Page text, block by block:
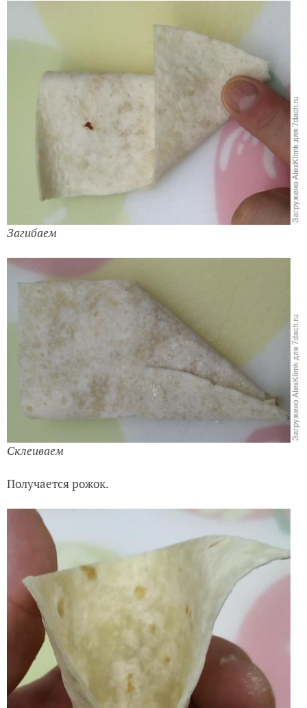
Загибаем
Склеиваем
Получается рожок.